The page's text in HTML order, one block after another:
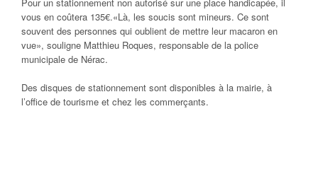
vous en coûtera 135€.«Là, les soucis sont mineurs. Ce sont
souvent des personnes qui oublient de mettre leur macaron en
vue», souligne Matthieu Roques, responsable de la police
municipale de Nérac.
Des disques de stationnement sont disponibles à la mairie, à
l’office de tourisme et chez les commerçants.